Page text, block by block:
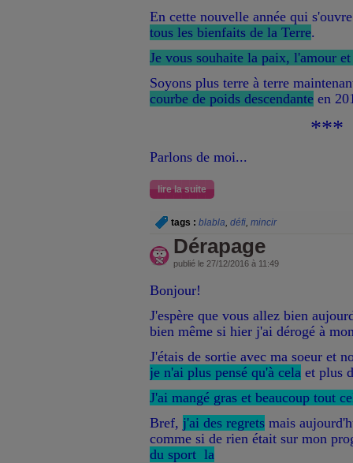
En cette nouvelle année qui
tous les bienfaits de la Terre.
Je vous souhaite la paix, l'amour
Soyons plus terre à terre
courbe de poids descendante en
***
Parlons de moi...
lire la suite
tags : blabla, défi, mincir
Dérapage
publié le 27/12/2016 à 11:49
Bonjour!
J'espère que vous allez bien
bien même si hier j'ai dérogé à
J'étais de sortie avec ma soeur et
je n'ai plus pensé qu'à cela et plus
J'ai mangé gras et beaucoup tout
Bref, j'ai des regrets mais
comme si de rien était sur mon
du sport la